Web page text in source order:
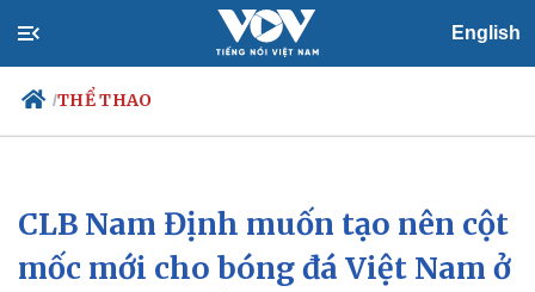
English
/THỂ THAO
Chính trị
Đảng
Tổ chức nhân sự
Xã hội
Tin 24h
Dự báo thời tiết
CLB Nam Định muốn tạo nên cột
mốc mới cho bóng đá Việt Nam ở